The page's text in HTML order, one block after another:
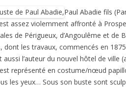
Paul Abadie fils
assez violemment affronté à
de Périgueux, d’Angoulême et de
dont les travaux, commencés en
l’auteur du nouvel hôtel de ville
représenté en costume/nœud
les yeux… Sous son buste sont